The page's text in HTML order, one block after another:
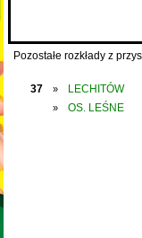
Pozostałe rozkłady z
37 » LECHITÓW
» OS. LEŚNE